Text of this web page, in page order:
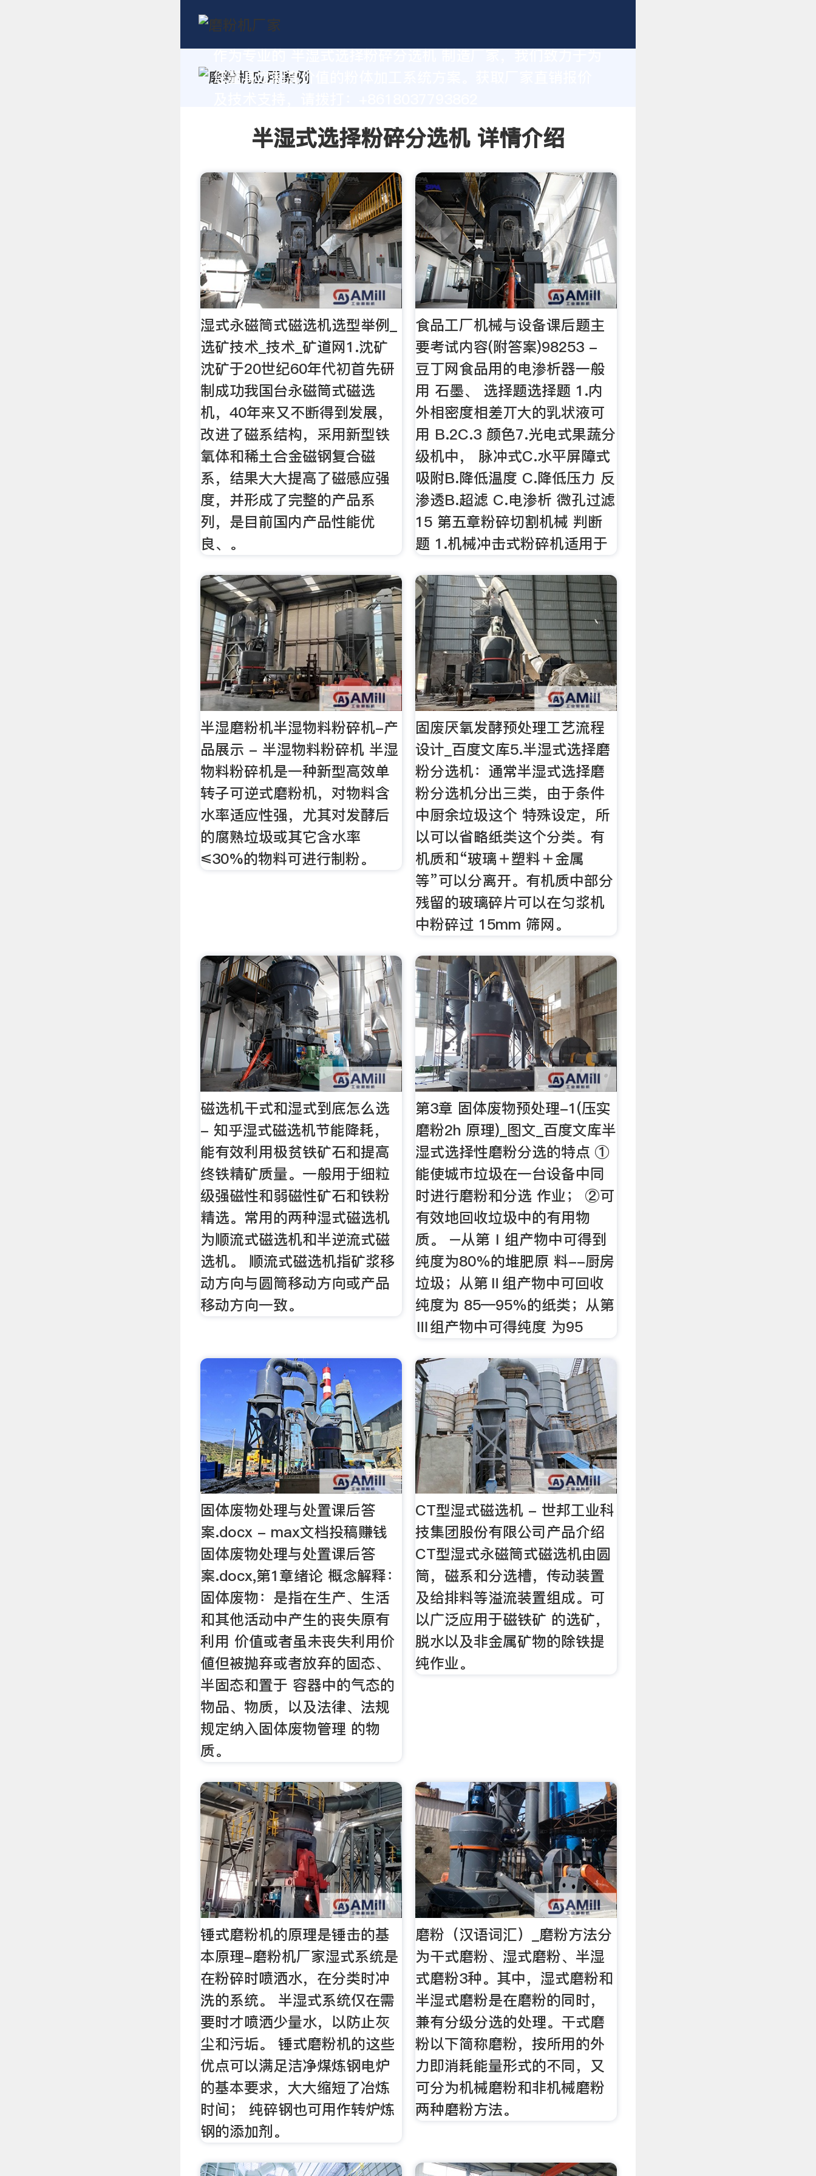
您量身定制高价值的粉体加工系统方案。获取厂家直销报价
半湿式选择粉碎分选机 详情介绍
湿式永磁筒式磁选机选型举例_
选矿技术_技术_矿道网1.沈矿
沈矿于20世纪60年代初首先研
制成功我国台永磁筒式磁选
机，40年来又不断得到发展，
改进了磁系结构，采用新型铁
氧体和稀土合金磁钢复合磁
系，结果大大提高了磁感应强
度，并形成了完整的产品系
列，是目前国内产品性能优
良、。
食品工厂机械与设备课后题主
要考试内容(附答案)98253 -
豆丁网食品用的电渗析器一般
用 石墨、 选择题选择题 1.内
外相密度相差丌大的乳状液可
用 B.2C.3 颜色7.光电式果蔬分
级机中， 脉冲式C.水平屏障式
吸附B.降低温度 C.降低压力 反
渗透B.超滤 C.电渗析 微孔过滤
15 第五章粉碎切割机械 判断
题 1.机械冲击式粉碎机适用于
半湿磨粉机半湿物料粉碎机-产
品展示 - 半湿物料粉碎机 半湿
物料粉碎机是一种新型高效单
转子可逆式磨粉机，对物料含
水率适应性强，尤其对发酵后
的腐熟垃圾或其它含水率
≤30%的物料可进行制粉。
固废厌氧发酵预处理工艺流程
设计_百度文库5.半湿式选择磨
粉分选机：通常半湿式选择磨
粉分选机分出三类，由于条件
中厨余垃圾这个 特殊设定，所
以可以省略纸类这个分类。有
机质和“玻璃＋塑料＋金属
等”可以分离开。有机质中部分
残留的玻璃碎片可以在匀浆机
中粉碎过 15mm 筛网。
磁选机干式和湿式到底怎么选
- 知乎湿式磁选机节能降耗，
能有效利用极贫铁矿石和提高
终铁精矿质量。一般用于细粒
级强磁性和弱磁性矿石和铁粉
精选。常用的两种湿式磁选机
为顺流式磁选机和半逆流式磁
选机。 顺流式磁选机指矿浆移
动方向与圆筒移动方向或产品
移动方向一致。
第3章 固体废物预处理-1(压实
磨粉2h 原理)_图文_百度文库半
湿式选择性磨粉分选的特点 ①
能使城市垃圾在一台设备中同
时进行磨粉和分选 作业； ②可
有效地回收垃圾中的有用物
质。 –从第Ⅰ组产物中可得到
纯度为80％的堆肥原 料--厨房
垃圾；从第Ⅱ组产物中可回收
纯度为 85—95％的纸类；从第
Ⅲ组产物中可得纯度 为95
固体废物处理与处置课后答
案.docx - max文档投稿赚钱
固体废物处理与处置课后答
案.docx,第1章绪论 概念解释：
固体废物：是指在生产、生活
和其他活动中产生的丧失原有
利用 价值或者虽未丧失利用价
値但被抛弃或者放弃的固态、
半固态和置于 容器中的气态的
物品、物质，以及法律、法规
规定纳入固体废物管理 的物
质。
CT型湿式磁选机 - 世邦工业科
技集团股份有限公司产品介绍
CT型湿式永磁筒式磁选机由圆
筒，磁系和分选槽，传动装置
及给排料等溢流装置组成。可
以广泛应用于磁铁矿 的选矿，
脱水以及非金属矿物的除铁提
纯作业。
锤式磨粉机的原理是锤击的基
本原理-磨粉机厂家湿式系统是
在粉碎时喷洒水，在分类时冲
洗的系统。 半湿式系统仅在需
要时才喷洒少量水，以防止灰
尘和污垢。 锤式磨粉机的这些
优点可以满足洁净煤炼钢电炉
的基本要求，大大缩短了冶炼
时间； 纯碎钢也可用作转炉炼
钢的添加剂。
磨粉（汉语词汇）_磨粉方法分
为干式磨粉、湿式磨粉、半湿
式磨粉3种。其中，湿式磨粉和
半湿式磨粉是在磨粉的同时，
兼有分级分选的处理。干式磨
粉以下简称磨粉，按所用的外
力即消耗能量形式的不同，又
可分为机械磨粉和非机械磨粉
两种磨粉方法。